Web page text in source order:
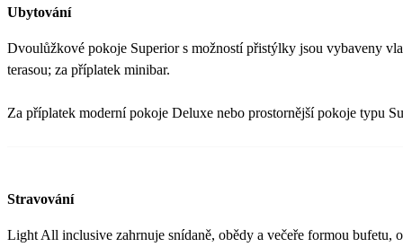
Ubytování
Dvoulůžkové pokoje Superior s možností přistýlky jsou vybaveny
terasou; za příplatek minibar.
Za příplatek moderní pokoje Deluxe nebo prostornější pokoje typu
Stravování
Light All inclusive zahrnuje snídaně, obědy a večeře formou bufetu,